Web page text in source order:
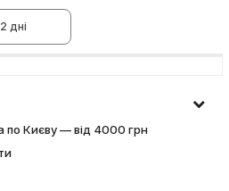
дні
по Києву — від 4000 грн